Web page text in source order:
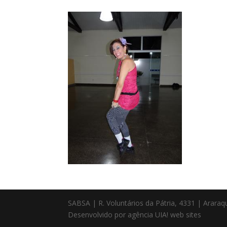
SABSA | R. Voluntários da Pátria, 4331 |
Desenvolvido por agência UIA! web sites